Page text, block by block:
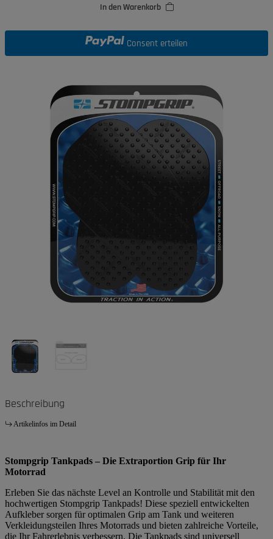
In den Warenkorb
Consent erteilen
Beschreibung
Artikelinfos im Detail
Stompgrip Tankpads – Die Extraportion Grip für Ihr
Motorrad
Erleben Sie das nächste Level an Kontrolle und Stabilität mit den
hochwertigen Stompgrip Tankpads! Diese speziell entwickelten
Aufkleber sorgen für optimalen Grip am Tank und weiteren
Verkleidungsteilen Ihres Motorrads und bieten zahlreiche Vorteile,
die Ihr Fahrerlebnis verbessern. Die Tankpads sind universell